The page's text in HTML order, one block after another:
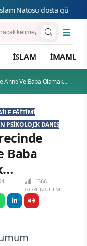
Natosu dosta güven
İSLAM İMAMLAR
Anne Ve Baba Olamak…
EĞITIMI
PSIKOLOJIK DANIŞ
Baba
1366
GÖRÜNTÜLEME